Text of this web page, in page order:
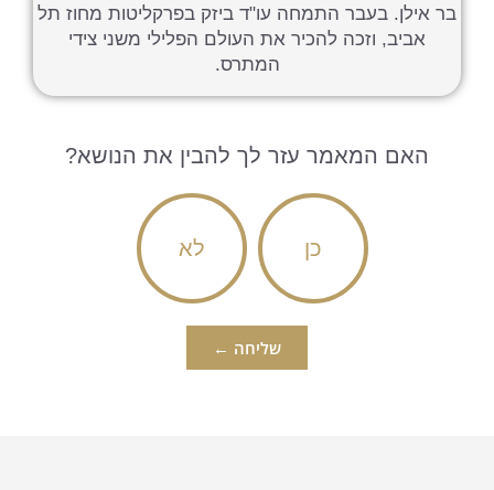
בר אילן. בעבר התמחה עו"ד ביזק בפרקליטות מחוז תל
אביב, וזכה להכיר את העולם הפלילי משני צידי
המתרס.
האם המאמר עזר לך להבין את הנושא?
כן לא
שליחה ←